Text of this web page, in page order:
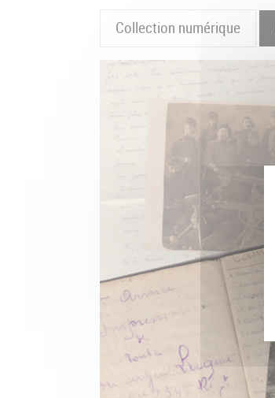
Collection numérique